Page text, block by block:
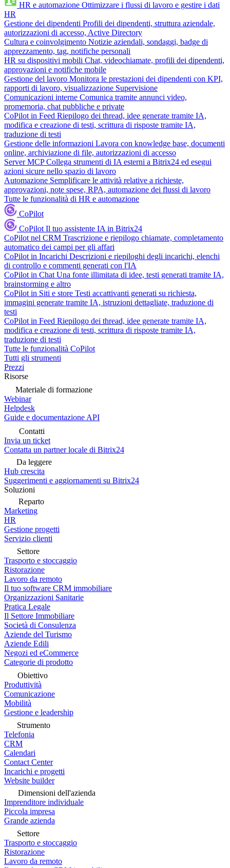
HR e automazione Ottimizzare i flussi di lavoro e gestire i dati
HR
Gestione dei dipendenti Profili dei dipendenti, struttura aziendale,
autorizzazioni di accesso, Active Directory
Cultura e coinvolgimento Notizie aziendali, sondaggi, badge di
apprezzamento, tag, notifiche personali
HR su dispositivi mobili Chat, videochiamate, profili dei dipendenti,
approvazioni e notifiche mobile
Gestione del lavoro Monitora le prestazioni dei dipendenti con KPI,
rapporti di lavoro, visualizzazione Supervisione
Comunicazioni interne Comunica tramite annunci video,
promemoria, chat pubbliche e private
CoPilot in Feed Riepilogo dei thread, idee generate tramite IA,
modifica e creazione di testi, scrittura di risposte tramite IA,
traduzione di testi
Gestione delle informazioni Lavora con knowledge base, documenti
online, archiviazione di file, autorizzazioni di accesso
Server MCP Collega strumenti di IA esterni a Bitrix24 ed esegui
azioni sicure nello spazio di lavoro
Automazione Semplificare le attività relative a richieste,
approvazioni, note spese, RPA, automazione dei flussi di lavoro
Tutte le funzionalità di HR e automazione
CoPilot
CoPilot Il tuo assistente IA in Bitrix24
CoPilot nel CRM Trascrizione e riepilogo chiamate, completamento
automatico dei campi per gli affari
CoPilot in Incarichi Descrizioni e riepiloghi degli incarichi, elenchi
di controllo e commenti generati con l'IA
CoPilot in Chat Una fonte illimitata di idee, testi generati tramite IA,
brainstorming e altro
CoPilot in Siti e store Testi accattivanti generati su richiesta,
immagini generate tramite IA, istruzioni dettagliate, traduzione di
testi
CoPilot in Feed Riepilogo dei thread, idee generate tramite IA,
modifica e creazione di testi, scrittura di risposte tramite IA,
traduzione di testi
Tutte le funzionalità CoPilot
Tutti gli strumenti
Prezzi
Risorse
Materiale di formazione
Webinar
Helpdesk
Guide e documentazione API
Contatti
Invia un ticket
Contatta un partner locale di Bitrix24
Da leggere
Hub crescita
Suggerimenti e aggiornamenti su Bitrix24
Soluzioni
Reparto
Marketing
HR
Gestione progetti
Servizio clienti
Settore
Trasporto e stoccaggio
Ristorazione
Lavoro da remoto
Il tuo software CRM immobiliare
Organizzazioni Sanitarie
Pratica Legale
Il Settore Immobiliare
Società di Consulenza
Aziende del Turismo
Aziende Edili
Negozi ed eCommerce
Categorie di prodotto
Obiettivo
Produttività
Comunicazione
Mobilità
Gestione e leadership
Strumento
Telefonia
CRM
Calendari
Contact Center
Incarichi e progetti
Website builder
Dimensioni dell'azienda
Imprenditore individuale
Piccola impresa
Grande azienda
Settore
Trasporto e stoccaggio
Ristorazione
Lavoro da remoto